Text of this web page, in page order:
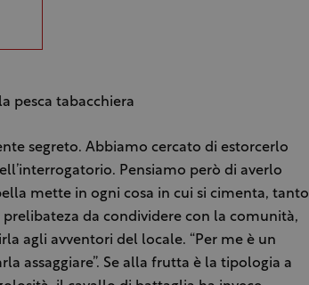
pesca tabacchiera
segreto. Abbiamo cercato di estorcerlo
Pensiamo però di averlo
mette in ogni cosa in cui si cimenta, tanto
da condividere con la comunità,
agli avventori del locale. “Per me è un
assaggiare”. Se alla frutta è la tipologia a